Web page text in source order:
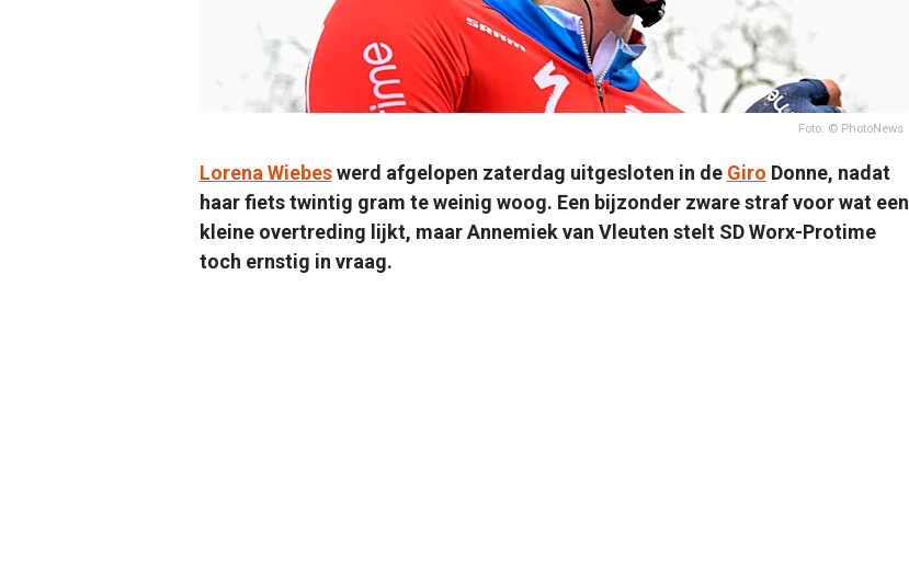
Foto: © PhotoNews
Lorena Wiebeswerd afgelopen zaterdag uitgesloten in de Giro Donne, nadat
haar fiets twintig gram te weinig woog. Een bijzonder zware straf voor wat een
kleine overtreding lijkt, maar Annemiek van Vleuten stelt SD Worx-Protime
toch ernstig in vraag.